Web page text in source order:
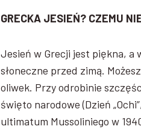
GRECKA JESIEŃ? CZEMU
Jesień w Grecji jest piękna, a
słoneczne przed zimą.
oliwek. Przy odrobinie
święto narodowe (Dzień
ultimatum Mussoliniego w